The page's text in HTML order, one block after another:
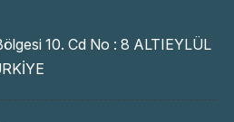
10. Cd No : 8 ALTIEYLÜL